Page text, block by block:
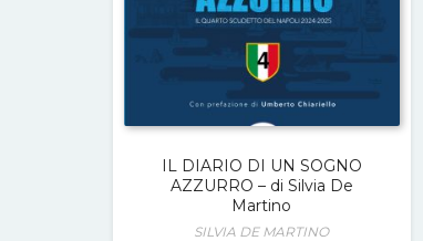
IL DIARIO DI UN SOGNO
AZZURRO – di Silvia De
Martino
SILVIA DE MARTINO